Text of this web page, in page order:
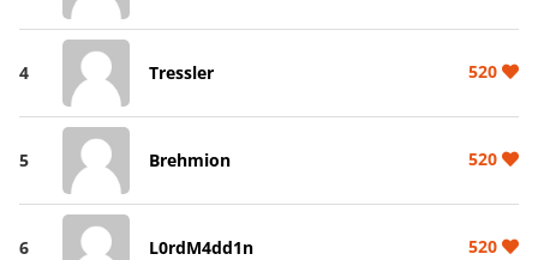
4 Tressler 520
5 Brehmion 520
6 L0rdM4dd1n 520